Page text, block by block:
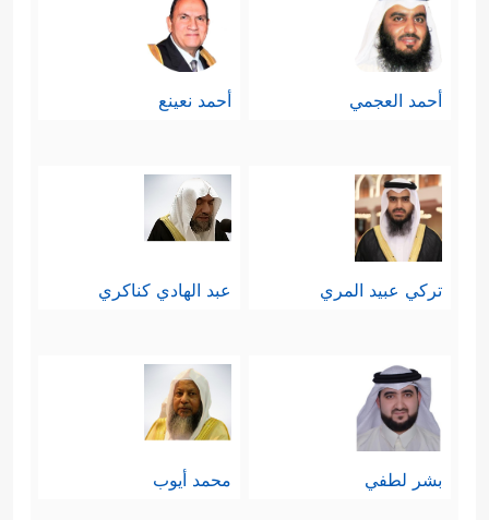
أحمد العجمي أحمد نعينع
تركي عبيد المري عبد الهادي كناكري
بشر لطفي محمد أيوب